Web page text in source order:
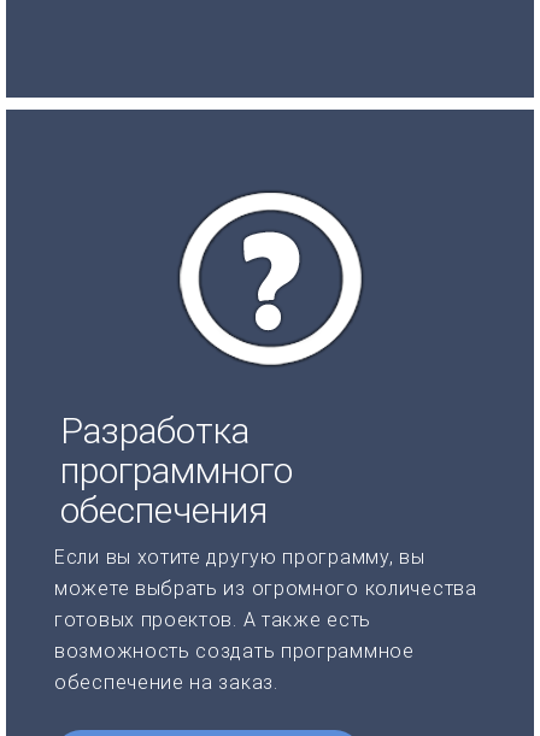
Разработка
программного
обеспечения
Если вы хотите другую программу, вы
можете выбрать из огромного количества
готовых проектов. А также есть
возможность создать программное
обеспечение на заказ.